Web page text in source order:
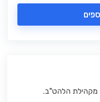
מקהילת הלהט"ב.